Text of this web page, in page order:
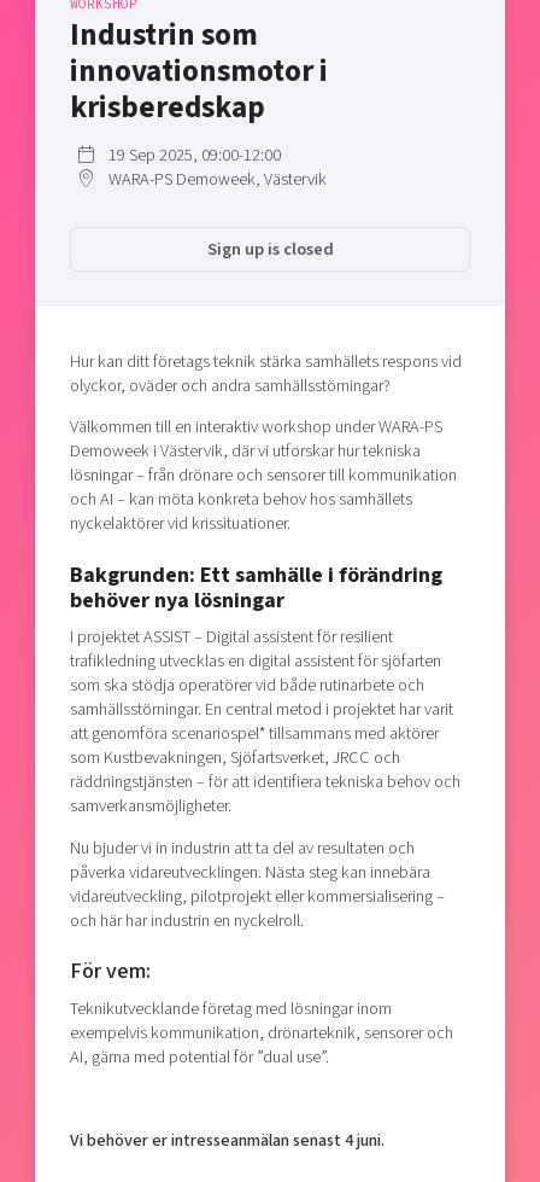
Shaping cities and regions
Bright East
East Sweden Tech Women
Reversed mentorship
Upscaling
Talent & skills
Startup & industry collaboration
Offers to boost your business
Funding opportunities
Our community of companies
Projects
Publications
Locations
Today's lunch in Mjärdevi
Industrin som
innovationsmotor i
krisberedskap
19 Sep 2025, 09:00-12:00
WARA-PS Demoweek, Västervik
Sign up is closed
Hur kan ditt företags teknik stärka samhällets respons vid
olyckor, oväder och andra samhällsstörningar?
Välkommen till en interaktiv workshop under WARA-PS
Demoweek i Västervik, där vi utforskar hur tekniska
lösningar – från drönare och sensorer till kommunikation
och AI – kan möta konkreta behov hos samhällets
nyckelaktörer vid krissituationer.
Bakgrunden: Ett samhälle i förändring
behöver nya lösningar
I projektet ASSIST – Digital assistent för resilient
trafikledning utvecklas en digital assistent för sjöfarten
som ska stödja operatörer vid både rutinarbete och
samhällsstörningar. En central metod i projektet har varit
att genomföra scenariospel* tillsammans med aktörer
som Kustbevakningen, Sjöfartsverket, JRCC och
räddningstjänsten – för att identifiera tekniska behov och
samverkansmöjligheter.
Nu bjuder vi in industrin att ta del av resultaten och
påverka vidareutvecklingen. Nästa steg kan innebära
vidareutveckling, pilotprojekt eller kommersialisering –
och här har industrin en nyckelroll.
För vem:
Teknikutvecklande företag med lösningar inom
exempelvis kommunikation, drönarteknik, sensorer och
AI, gärna med potential för ”dual use”.
Vi behöver er intresseanmälan senast 4 juni.